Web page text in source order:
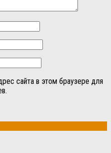
сайта в этом браузере для